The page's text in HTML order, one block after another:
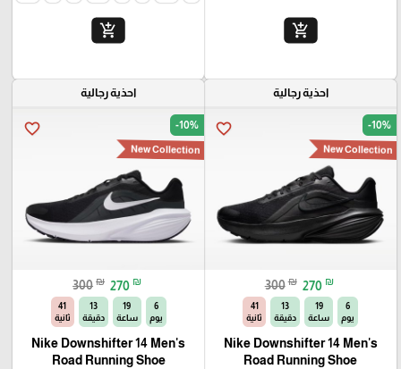
add_shopping_cart
add_shopping_cart
احذية رجالية
favorite_border -10%
New Collection
300 ₪ 270 ₪
6
يوم
19
ساعة
13
دقيقة
40
ثانية
Nike Downshifter 14 Men's
Road Running Shoe
احذية رجالية
favorite_border -10%
New Collection
300 ₪ 270 ₪
6
يوم
19
ساعة
13
دقيقة
40
ثانية
Nike Downshifter 14 Men's
Road Running Shoe